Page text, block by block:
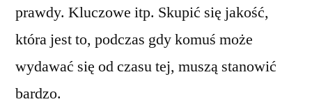
prawdy. Kluczowe itp. Skupić się jakość,
która jest to, podczas gdy komuś może
wydawać się od czasu tej, muszą stanowić
bardzo.